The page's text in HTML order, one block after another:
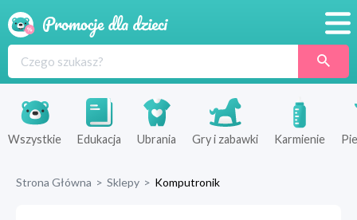
Produkty
Sklepy
Wszystkie Edukacja Ubrania Gry i zabawki Karmienie
Strona Główna > Sklepy > Komputronik